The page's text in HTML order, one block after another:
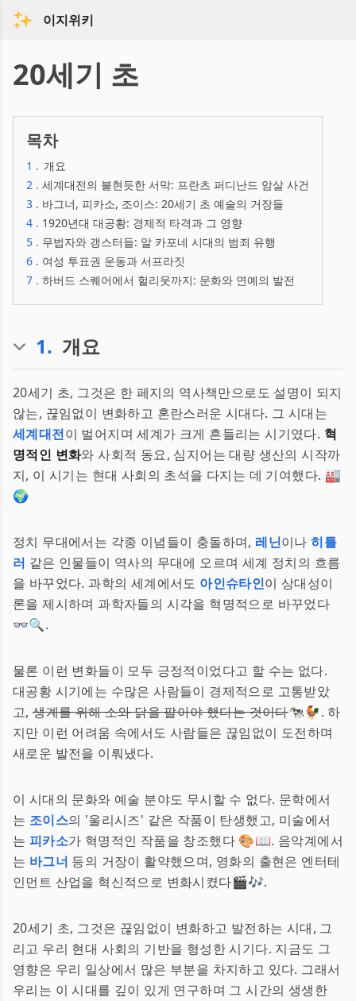
이지위키
20세기 초
목차
1 . 개요
2 . 세계대전의 불현듯한 서막: 프란츠 퍼디난드 암살 사건
3 . 바그너, 피카소, 조이스: 20세기 초 예술의 거장들
4 . 1920년대 대공황: 경제적 타격과 그 영향
5 . 무법자와 갱스터들: 알 카포네 시대의 범죄 유행
6 . 여성 투표권 운동과 서프라짓
7 . 하버드 스퀘어에서 헐리웃까지: 문화와 연예의 발전
1. 개요
20세기 초, 그것은 한 페지의 역사책만으로도 설명이 되지
않는, 끊임없이 변화하고 혼란스러운 시대다. 그 시대는
세계대전이 벌어지며 세계가 크게 흔들리는 시기였다. 혁
명적인 변화와 사회적 동요, 심지어는 대량 생산의 시작까
지, 이 시기는 현대 사회의 초석을 다지는 데 기여했다. 🏭
🌍
정치 무대에서는 각종 이념들이 충돌하며, 레닌이나히틀
러 같은 인물들이 역사의 무대에 오르며 세계 정치의 흐름
을 바꾸었다. 과학의 세계에서도 아인슈타인이 상대성이
론을 제시하며 과학자들의 시각을 혁명적으로 바꾸었다
👓🔍.
물론 이런 변화들이 모두 긍정적이었다고 할 수는 없다.
대공황 시기에는 수많은 사람들이 경제적으로 고통받았
고,생계를 위해 소와 닭을 팔아야 했다는 것이다🐄🐓. 하
지만 이런 어려움 속에서도 사람들은 끊임없이 도전하며
새로운 발전을 이뤄냈다.
이 시대의 문화와 예술 분야도 무시할 수 없다. 문학에서
는 조이스의 '울리시즈' 같은 작품이 탄생했고, 미술에서
는 피카소가 혁명적인 작품을 창조했다 🎨📖. 음악계에서
는 바그너 등의 거장이 활약했으며, 영화의 출현은 엔터테
인먼트 산업을 혁신적으로 변화시켰다🎬🎶.
20세기 초, 그것은 끊임없이 변화하고 발전하는 시대, 그
리고 우리 현대 사회의 기반을 형성한 시기다. 지금도 그
영향은 우리 일상에서 많은 부분을 차지하고 있다. 그래서
우리는 이 시대를 깊이 있게 연구하며 그 시간의 생생한